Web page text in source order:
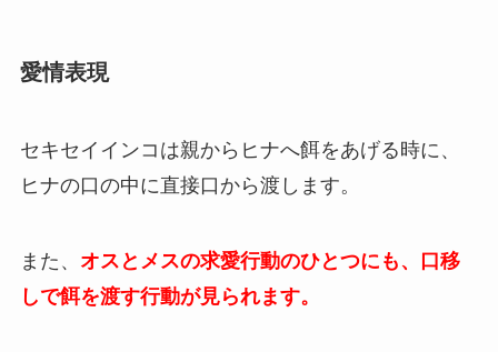
愛情表現
セキセイインコは親からヒナへ餌をあげる時に、
ヒナの口の中に直接口から渡します。
また、 オスとメスの求愛行動のひとつにも、口移
しで餌を渡す行動が見られます。